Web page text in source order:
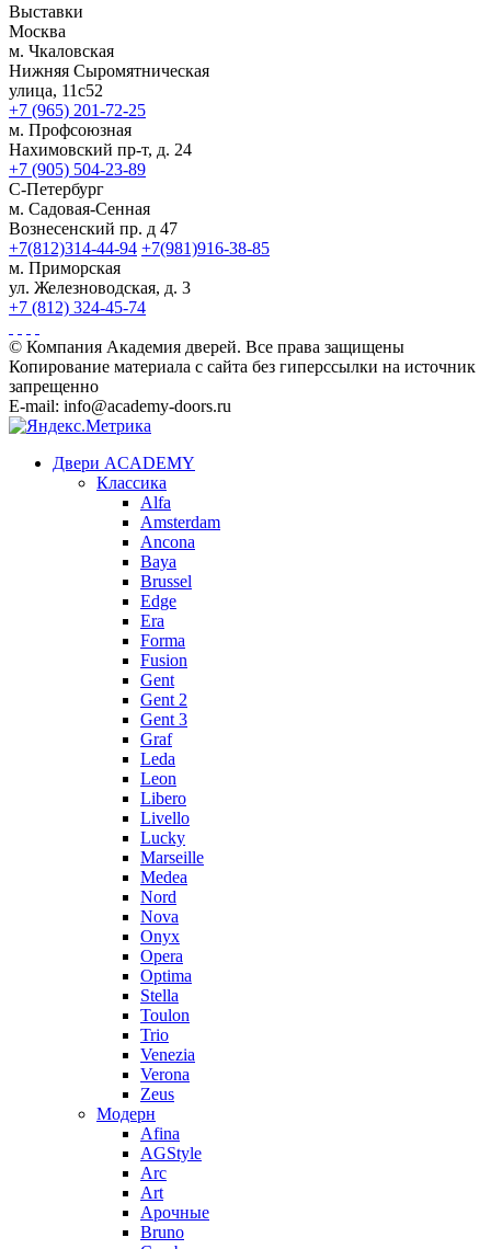
Выставки
Москва
м. Чкаловская
Нижняя Сыромятническая
улица, 11с52
+7 (965) 201-72-25
м. Профсоюзная
Нахимовский пр-т, д. 24
+7 (905) 504-23-89
С-Петербург
м. Садовая-Сенная
Вознесенский пр. д 47
+7(812)314-44-94 +7(981)916-38-85
м. Приморская
ул. Железноводская, д. 3
+7 (812) 324-45-74
© Компания Академия дверей. Все права защищены
Копирование материала с сайта без гиперссылки на источник
запрещенно
E-mail: info@academy-doors.ru
Двери ACADEMY
Классика
Alfa
Amsterdam
Ancona
Baya
Brussel
Edge
Era
Forma
Fusion
Gent
Gent 2
Gent 3
Graf
Leda
Leon
Libero
Livello
Lucky
Marseille
Medea
Nord
Nova
Onyx
Opera
Optima
Stella
Toulon
Trio
Venezia
Verona
Zeus
Модерн
Afina
AGStyle
Arc
Art
Aрочные
Bruno